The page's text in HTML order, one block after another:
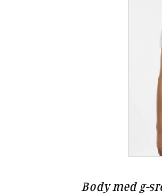
Body med g-